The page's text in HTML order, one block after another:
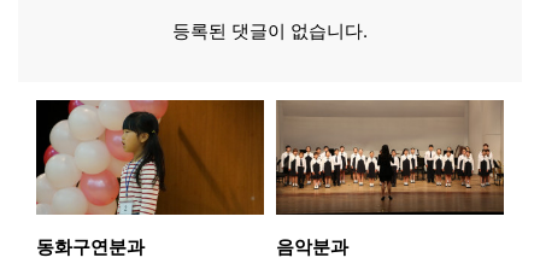
등록된 댓글이 없습니다.
동화구연분과 음악분과